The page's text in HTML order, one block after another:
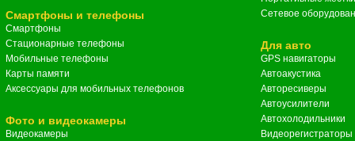
Смартфоны и телефоны
Смартфоны
Стационарные телефоны
Мобильные телефоны
Карты памяти
Аксессуары для мобильных телефонов
Фото и видеокамеры
Видеокамеры
Сетевое
Для авто
GPS навигаторы
Автоакустика
Авторесиверы
Автоусилители
Автохолодильники
Видеорегистраторы